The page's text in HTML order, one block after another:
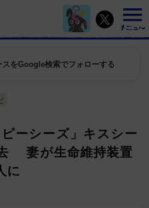
スをGoogle検索でフォローする
ーシーズ」キスシー
妻が生命維持装置
に